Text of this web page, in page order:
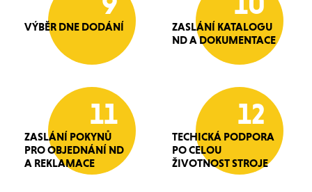
VÝBĚR DNE DODÁNÍ
ZASLÁNÍ KATALOGU
ND A DOKUMENTACE
11
ZASLÁNÍ POKYNŮ
PRO OBJEDNÁNÍ ND
A REKLAMACE
12
TECHICKÁ PODPORA
PO CELOU
ŽIVOTNOST STROJE